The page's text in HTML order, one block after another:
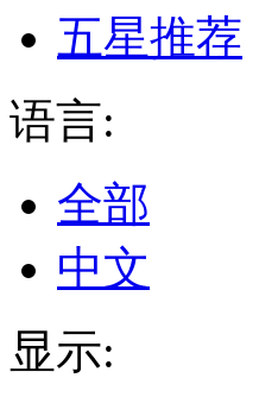
五星推荐
语言:
全部
中文
显示: